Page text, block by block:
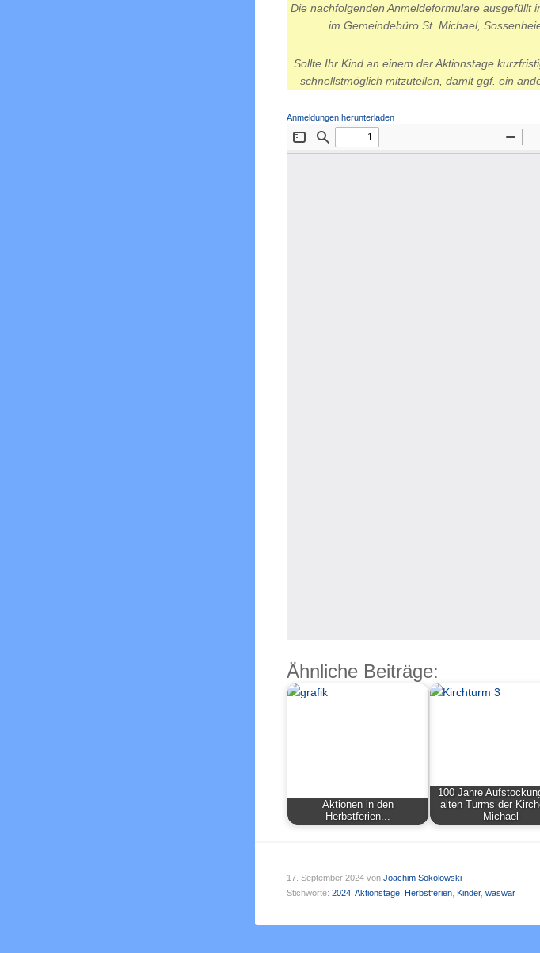
Die nachfolgenden Anmeldeformulare ausgefüllt
im Gemeindebüro St. Michael,
Sollte Ihr Kind an einem der Aktionstage
schnellstmöglich mitzuteilen, damit ggf. ein
Anmeldungen herunterladen
Ähnliche Beiträge:
Aktionen in den
Herbstferien...
100 Jahre
alt­en Turms der
Mich­ael
17. September 2024 von Joachim Sokolowski
Stichworte: 2024 Aktionstage Herbstferien Kinder, waswar